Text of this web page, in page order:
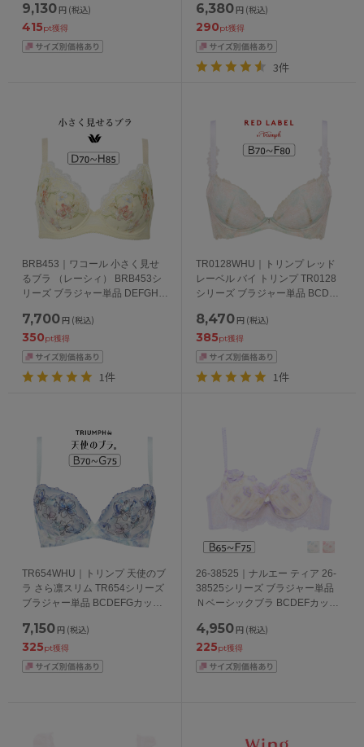
9,130 円 (税込)
415pt獲得
65/70/75/80/85/90/95/100cm
6,380 円 (税込)
290pt獲得
3件
BRB453｜ワコール 小さく見せ
るブラ （レーシィ） BRB453シ
リーズ ブラジャー単品 DEFGHカ
7,700 円 (税込)
350pt獲得
1件
TR0128WHU｜トリンプ レッド
レーベル バイ トリンプ TR0128
シリーズ ブラジャー単品 BCDEF
65/70/75/80/85cm
8,470 円 (税込)
385pt獲得
1件
TR654WHU｜トリンプ 天使のブ
ラ さら凛スリム TR654シリーズ
ブラジャー単品 BCDEFGカップ
7,150 円 (税込)
325pt獲得
26-38525｜ナルエー ティア 26-
38525シリーズ ブラジャー単品
Ｎベーシックブラ BCDEFカップ
4,950 円 (税込)
225pt獲得